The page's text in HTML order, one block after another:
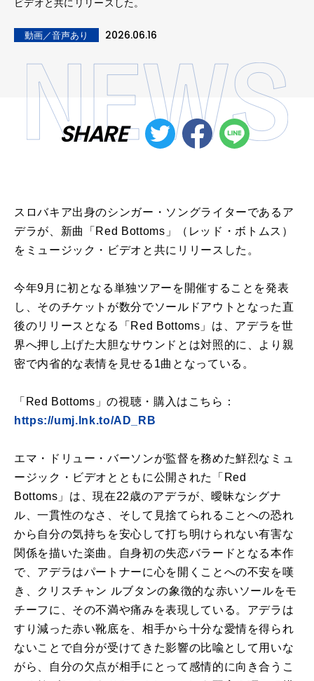
ビデオと共にリリースした。
動画／音声あり 2026.06.16
SHARE
スロバキア出身のシンガー・ソングライターであるア
デラが、新曲「Red Bottoms」（レッド・ボトムス）
をミュージック・ビデオと共にリリースした。
今年9月に初となる単独ツアーを開催することを発表
し、そのチケットが数分でソールドアウトとなった直
後のリリースとなる「Red Bottoms」は、アデラを世
界へ押し上げた大胆なサウンドとは対照的に、より親
密で内省的な表情を見せる1曲となっている。
「Red Bottoms」の視聴・購入はこちら：
https://umj.lnk.to/AD_RB
エマ・ドリュー・バーソンが監督を務めた鮮烈なミュ
ージック・ビデオとともに公開された「Red
Bottoms」は、現在22歳のアデラが、曖昧なシグナ
ル、一貫性のなさ、そして見捨てられることへの恐れ
から自分の気持ちを安心して打ち明けられない有害な
関係を描いた楽曲。自身初の失恋バラードとなる本作
で、アデラはパートナーに心を開くことへの不安を嘆
き、クリスチャン ルブタンの象徴的な赤いソールをモ
チーフに、その不満や痛みを表現している。アデラは
すり減った赤い靴底を、相手から十分な愛情を得られ
ないことで自分が受けてきた影響の比喩として用いな
がら、自分の欠点が相手にとって感情的に向き合うこ